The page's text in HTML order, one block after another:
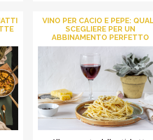
VINO PER CACIO E PEPE:
SCEGLIERE PER UN
ABBINAMENTO PERFETTO